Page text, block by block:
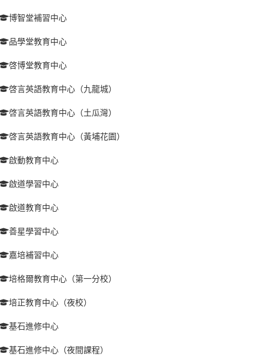
博智堂補習中心
品學堂教育中心
啓博堂教育中心
啓言英語教育中心（九龍城）
啓言英語教育中心（土瓜灣）
啓言英語教育中心（黃埔花園）
啟動教育中心
啟道學習中心
啟道教育中心
善星學習中心
嘉培補習中心
培格爾教育中心（第一分校）
培正教育中心（夜校）
基石進修中心
基石進修中心（夜間課程）